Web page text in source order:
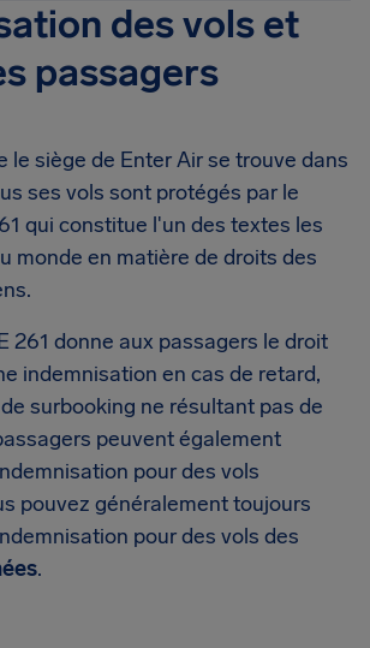
des vols et
passagers
le siège de Enter Air se trouve dans
ses vols sont protégés par le
qui constitue l'un des textes les
monde en matière de droits des
261 donne aux passagers le droit
indemnisation en cas de retard,
surbooking ne résultant pas de
peuvent également
pour des vols
pouvez généralement toujours
pour des vols des
.